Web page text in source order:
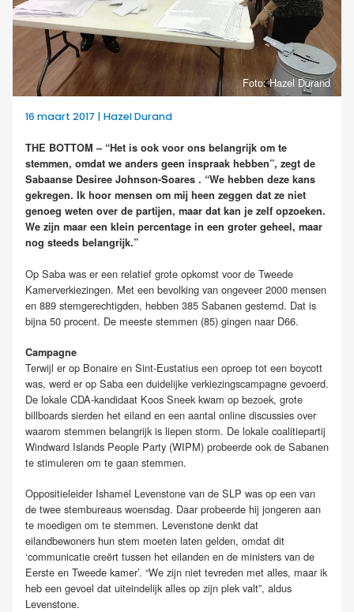
Foto: Hazel Durand
16 maart 2017 | Hazel Durand
THE BOTTOM – “Het is ook voor ons belangrijk om te
stemmen, omdat we anders geen inspraak hebben”, zegt de
Sabaanse Desiree Johnson-Soares . “We hebben deze kans
gekregen. Ik hoor mensen om mij heen zeggen dat ze niet
genoeg weten over de partijen, maar dat kan je zelf opzoeken.
We zijn maar een klein percentage in een groter geheel, maar
nog steeds belangrijk.”
Op Saba was er een relatief grote opkomst voor de Tweede
Kamerverkiezingen. Met een bevolking van ongeveer 2000 mensen
en 889 stemgerechtigden, hebben 385 Sabanen gestemd. Dat is
bijna 50 procent. De meeste stemmen (85) gingen naar D66.
Campagne
Terwijl er op Bonaire en Sint-Eustatius een oproep tot een boycott
was, werd er op Saba een duidelijke verkiezingscampagne gevoerd.
De lokale CDA-kandidaat Koos Sneek kwam op bezoek, grote
billboards sierden het eiland en een aantal online discussies over
waarom stemmen belangrijk is liepen storm. De lokale coalitiepartij
Windward Islands People Party (WIPM) probeerde ook de Sabanen
te stimuleren om te gaan stemmen.
Oppositieleider Ishamel Levenstone van de SLP was op een van
de twee stembureaus woensdag. Daar probeerde hij jongeren aan
te moedigen om te stemmen. Levenstone denkt dat
eilandbewoners hun stem moeten laten gelden, omdat dit
‘communicatie creërt tussen het eilanden en de ministers van de
Eerste en Tweede kamer’. “We zijn niet tevreden met alles, maar ik
heb een gevoel dat uiteindelijk alles op zijn plek valt”, aldus
Levenstone.